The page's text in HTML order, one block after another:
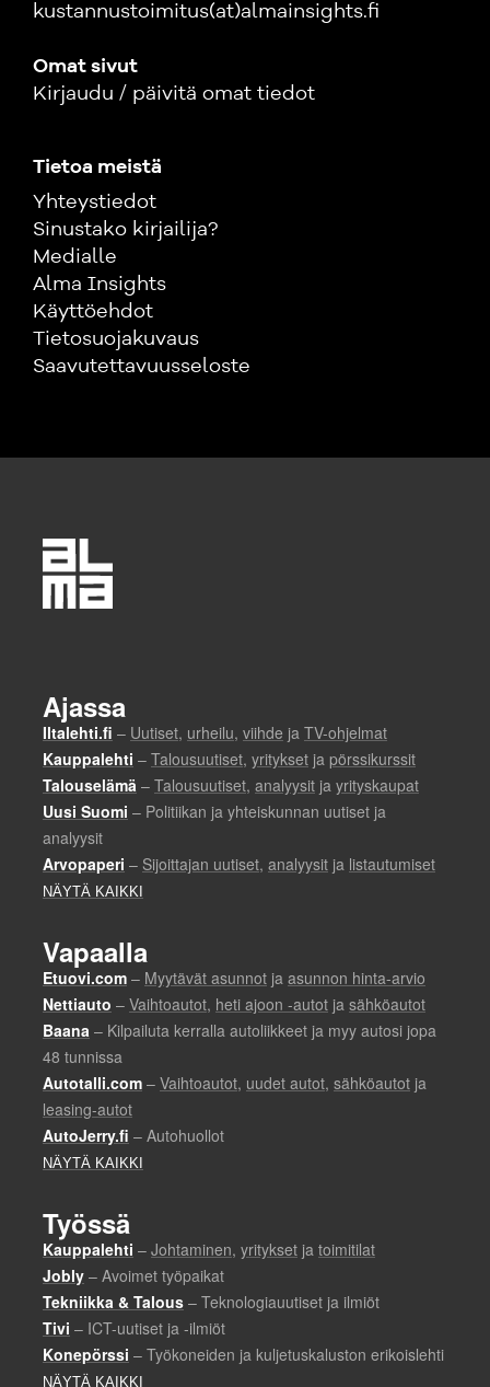
kustannustoimitus(at)almainsights.fi
Omat sivut
Kirjaudu / päivitä omat tiedot
Tietoa meistä
Yhteystiedot
Sinustako kirjailija?
Medialle
Alma Insights
Käyttöehdot
Tietosuojakuvaus
Saavutettavuusseloste